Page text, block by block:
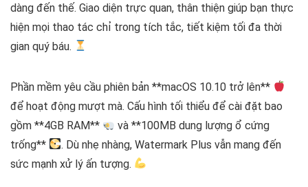
dàng đến thế. Giao diện trực quan, thân thiện giúp bạn thực
hiện mọi thao tác chỉ trong tích tắc, tiết kiệm tối đa thời
gian quý báu.
Phần mềm yêu cầu phiên bản **macOS 10.10 trở lên**
để hoạt động mượt mà. Cấu hình tối thiểu để cài đặt bao
gồm **4GB RAM**
và **100MB dung lượng ổ cứng
trống**
. Dù nhẹ nhàng, Watermark Plus vẫn mang đến
sức mạnh xử lý ấn tượng.